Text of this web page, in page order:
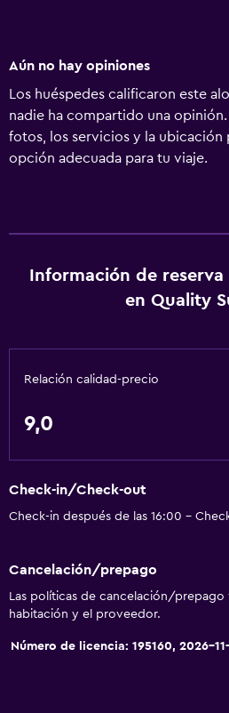
Aún no hay opiniones
Los huéspedes calificaron este
nadie ha compartido una opinión.
fotos, los servicios y la ubicación
opción adecuada para tu viaje.
Información de
en Quality
Relación calidad-precio
9,0
Check-in/Check-out
Check-in después de las 16:00 -
Cancelación/prepago
Las políticas de cancelación/prepago
habitación y el proveedor.
Número de licencia: 195160, 2026-